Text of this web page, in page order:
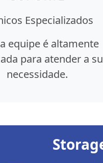
Especializados
equipe é altamente
para atender a
necessidade.